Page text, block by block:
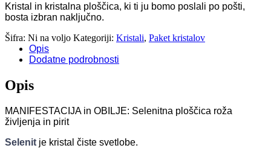
Kristal in kristalna ploščica, ki ti ju bomo poslali po pošti,
bosta izbran naključno.
Šifra: Ni na voljo Kategoriji: Kristali, Paket kristalov
Opis
Dodatne podrobnosti
Opis
MANIFESTACIJA in OBILJE: Selenitna ploščica roža
življenja in pirit
Selenit je kristal čiste svetlobe.